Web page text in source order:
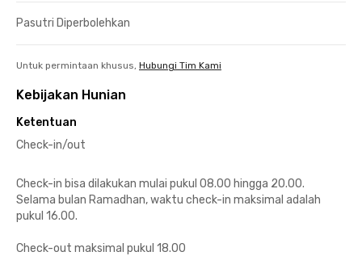
Pasutri Diperbolehkan
Untuk permintaan khusus, Hubungi Tim Kami
Kebijakan Hunian
Ketentuan
Check-in/out
Check-in bisa dilakukan mulai pukul 08.00 hingga 20.00.
Selama bulan Ramadhan, waktu check-in maksimal adalah
pukul 16.00.
Check-out maksimal pukul 18.00